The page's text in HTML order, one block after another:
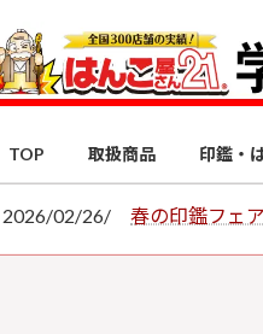
TOP 取扱商品 印鑑・
2026/02/26/ 春の印鑑フェ